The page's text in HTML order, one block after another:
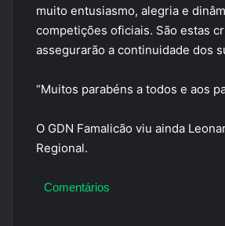
muito entusiasmo, alegria e
competições oficiais. São estas
assegurarão a continuidade dos
“Muitos parabéns a todos e aos
O GDN Famalicão viu ainda
Regional.
Comentários